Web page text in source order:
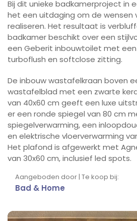
Bij dit unieke badkamerproject in
het een uitdaging om de wensen
realiseren. Het resultaat is
badkamer beschikt over een
een Geberit inbouwtoilet met
turboflush en softclose zitting.
De inbouw wastafelkraan boven
wastafelblad met een zwarte
van 40x60 cm geeft een luxe
er een ronde spiegel van 80 cm
spiegelverwarming, een
en elektrische vloerverwarming
Het plafond is afgewerkt met
van 30x60 cm, inclusief led spots.
Aangeboden door | Te koop bij:
Bad & Home